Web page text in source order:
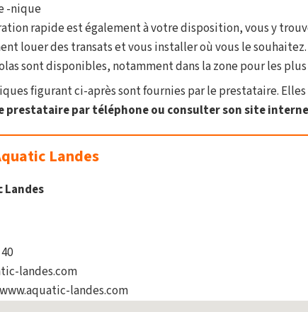
-nique
rapide est également à votre disposition, vous y
louer des transats et vous installer où vous le souhaitez.
sont disponibles, notamment dans la zone pour les
figurant ci-après sont fournies par le prestataire.
prestataire par téléphone ou consulter son site
Landes
Landes
landes.com
landes.com